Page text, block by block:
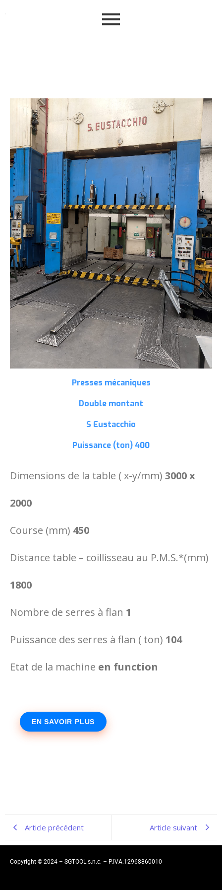
Presses mécaniques
Double montant
S Eustacchio
Puissance (ton)400
Dimensions de la table ( x-y/mm) 3000 x
2000
Course (mm) 450
Distance table – coillisseau au P.M.S.*(mm)
1800
Nombre de serres à flan 1
Puissance des serres à flan ( ton) 104
Etat de la machine en function
EN SAVOIR PLUS
Article précédent Article suivant
Copyright © 2024 – SGTOOL s.n.c. – P.IVA:12968860010